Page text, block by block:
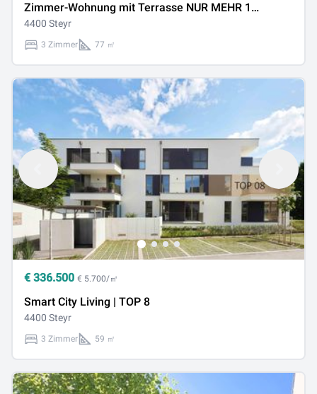
Zimmer-Wohnung mit Terrasse NUR MEHR 1
EINHEIT FREI
4400 Steyr
3 Zimmer 77 ㎡
€ 336.500 € 5.700/㎡
Smart City Living | TOP 8
4400 Steyr
3 Zimmer 59 ㎡